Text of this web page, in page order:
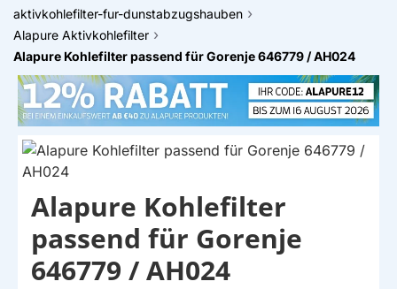
m
e
aktivkohlefilter-fur-dunstabzugshauben
Alapure Aktivkohlefilter
Alapure Kohlefilter passend für Gorenje 646779 / AH024
EIGENMARKE
Alapure Kohlefilter
passend für Gorenje
646779 / AH024